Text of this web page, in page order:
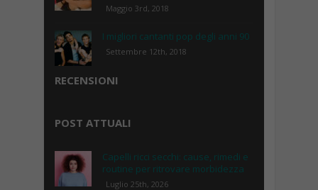
Maggio 3rd, 2018
I migliori cantanti pop degli anni 90
Settembre 12th, 2018
RECENSIONI
POST ATTUALI
Capelli ricci secchi: cause, rimedi e
routine per ritrovare morbidezza
Luglio 25th, 2026